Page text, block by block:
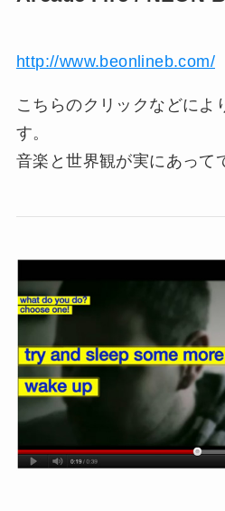
http://www.beonlineb.com/
こちらのクリックなどによ
す。
音楽と世界観が実にあって